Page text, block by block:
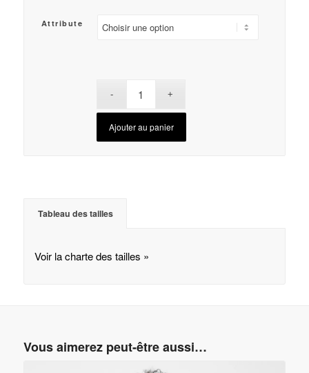
Attribute
Ajouter au panier
Tableau des tailles
Voir la charte des tailles »
Vous aimerez peut-être aussi…